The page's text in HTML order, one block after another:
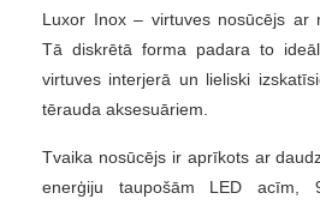
Luxor Inox – virtuves nosūcējs ar
Tā diskrētā forma padara to
virtuves interjerā un lieliski
tērauda aksesuāriem.
Tvaika nosūcējs ir aprīkots ar
enerģiju taupošām LED acīm,